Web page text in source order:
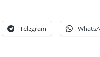
Telegram